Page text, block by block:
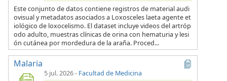
Este conjunto de datos contiene registros de material audi
ovisual y metadatos asociados a Loxosceles laeta agente et
iológico de loxocelismo. El dataset incluye videos del artróp
odo adulto, muestras clínicas de orina con hematuria y lesi
ón cutánea por mordedura de la araña. Proced...
Malaria
5 jul. 2026- Facultad de Medicina